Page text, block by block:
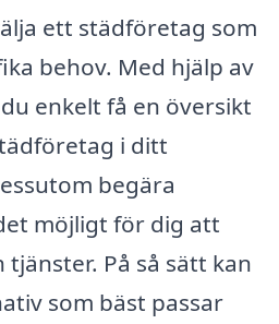
ett städföretag som
behov. Med hjälp av
enkelt få en översikt
i ditt
begära
möjligt för dig att
På så sätt kan
som bäst passar